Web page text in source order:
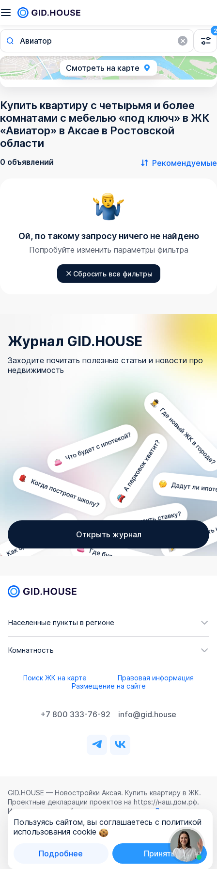
Авиатор
2
Смотреть на карте
Купить квартиру с четырьмя и более
комнатами с мебелью «под ключ» в ЖК
«Авиатор» в Аксае в Ростовской
области
0 объявлений Рекомендуемые
Ой, по такому запросу ничего не найдено
Попробуйте изменить параметры фильтра
Сбросить все фильтры
Журнал GID.HOUSE
Заходите почитать полезные статьи и новости про
недвижимость
Открыть журнал
Населённые пункты в регионе
Комнатность
Поиск ЖК на карте
Правовая информация
Размещение на сайте
+7 800 333-76-92 info@gid.house
GID.HOUSE — Новостройки Аксая. Купить квартиру в ЖК.
Проектные декларации проектов на https://наш.дом.рф.
Использование сайта означает согласие с
Лицензионным
соглашением ,Политикой конфиденциальностии
Политикой обработки персональных данных
ООО «ГИД.ХАУЗ»
Пользуясь сайтом, вы соглашаетесь с политикой
использования cookie
Подробнее Принять